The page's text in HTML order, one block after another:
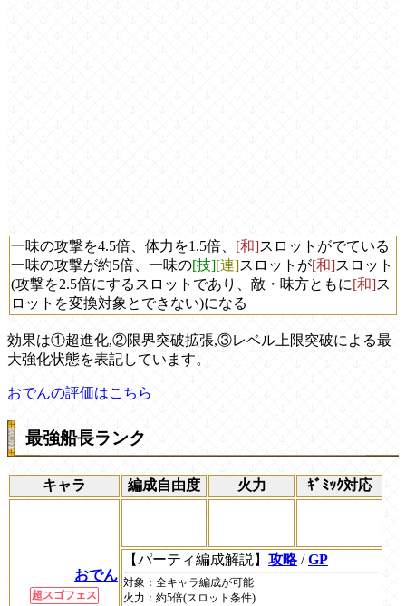
一味の攻撃を4.5倍、体力を1.5倍、 [和]スロットがでている
一味の攻撃が約5倍、一味の[技][連]スロットが[和]スロット
(攻撃を2.5倍にするスロットであり、敵・味方ともに[和]ス
ロットを変換対象とできない)になる
効果は①超進化,②限界突破拡張,③レベル上限突破による最
大強化状態を表記しています。
おでんの評価はこちら
最強船長ランク
キャラ 編成自由度 火力 ｷﾞﾐｯｸ対応
おでん
超スゴフェス
【パーティ編成解説】 攻略/GP
対象： 全キャラ編成が可能
火力： 約5倍(スロット条件)